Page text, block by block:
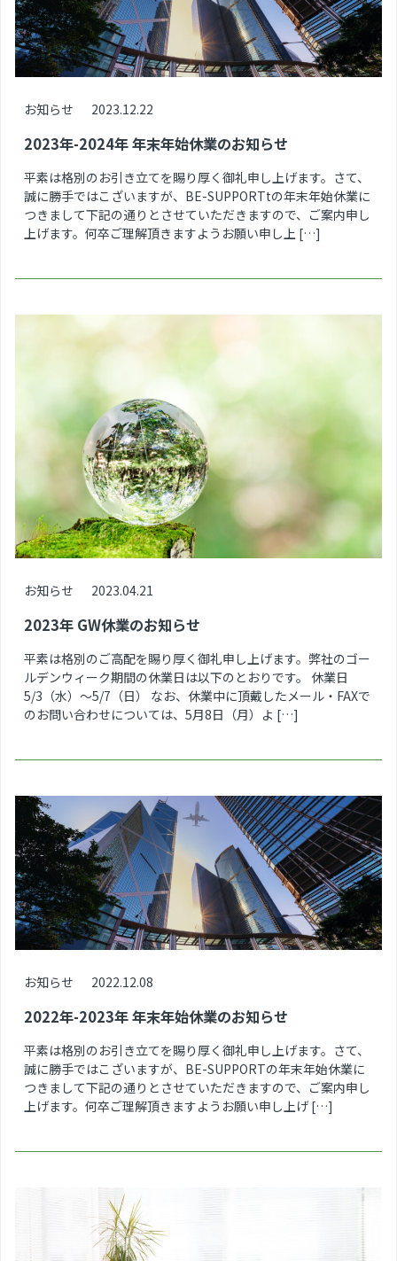
お知らせ 2023.12.22
2023年-2024年 年末年始休業のお知らせ
平素は格別のお引き立てを賜り厚く御礼申し上げます。さて、
誠に勝手ではこざいますが、BE-SUPPORTtの年末年始休業に
つきまして下記の通りとさせていただきますので、ご案内申し
上げます。何卒ご理解頂きますようお願い申し上 […]
お知らせ 2023.04.21
2023年 GW休業のお知らせ
平素は格別のご高配を賜り厚く御礼申し上げます。弊社のゴー
ルデンウィーク期間の休業日は以下のとおりです。 休業日
5/3（水）～5/7（日） なお、休業中に頂戴したメール・FAXで
のお問い合わせについては、5月8日（月）よ […]
お知らせ 2022.12.08
2022年-2023年 年末年始休業のお知らせ
平素は格別のお引き立てを賜り厚く御礼申し上げます。さて、
誠に勝手ではこざいますが、BE-SUPPORTの年末年始休業に
つきまして下記の通りとさせていただきますので、ご案内申し
上げます。何卒ご理解頂きますようお願い申し上げ […]